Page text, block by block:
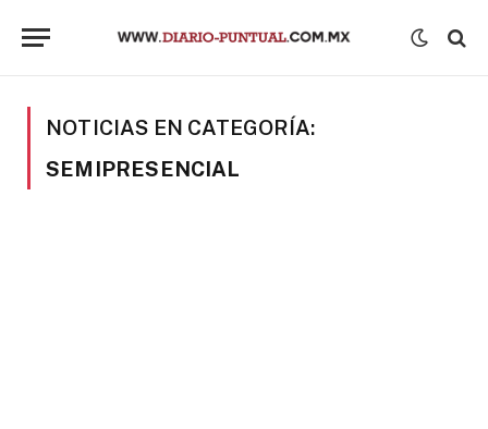
NOTICIAS EN CATEGORÍA:
SEMIPRESENCIAL